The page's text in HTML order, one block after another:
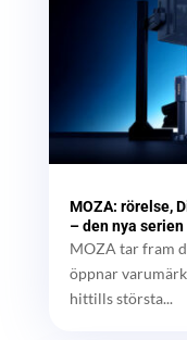
MOZA: rörelse,
– den nya serien
MOZA tar fram
öppnar
hittills största...